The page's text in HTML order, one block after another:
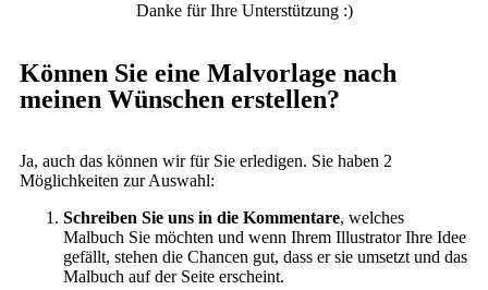
Danke für Ihre Unterstützung :)
Können Sie eine Malvorlage nach
meinen Wünschen erstellen?
Ja, auch das können wir für Sie erledigen. Sie haben 2
Möglichkeiten zur Auswahl:
Schreiben Sie uns in die Kommentare, welches
Malbuch Sie möchten und wenn Ihrem Illustrator Ihre Idee
gefällt, stehen die Chancen gut, dass er sie umsetzt und das
Malbuch auf der Seite erscheint.